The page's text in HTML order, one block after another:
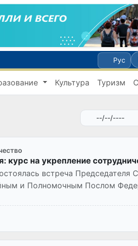
Рус
Культура Туризм
курс на укрепление
встреча
и Полномочным Послом